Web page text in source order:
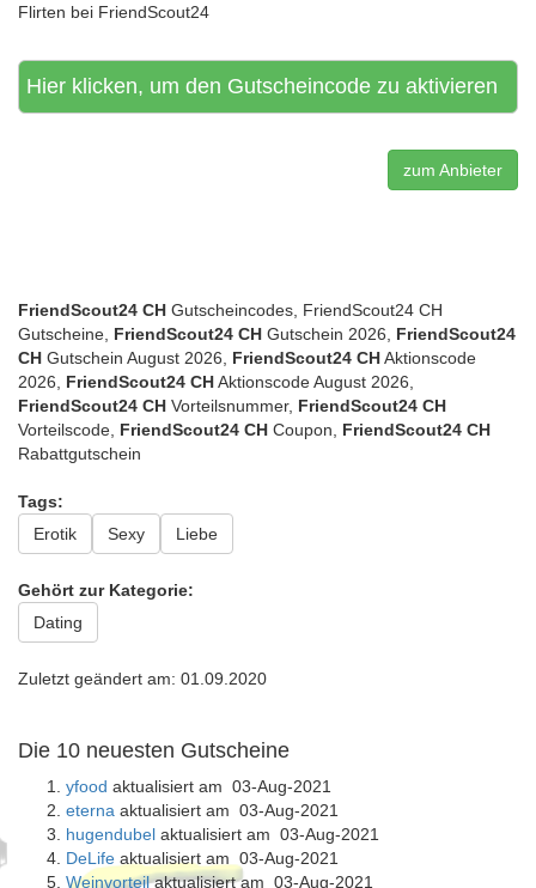
Flirten bei FriendScout24
Hier klicken, um den Gutscheincode zu aktivieren
zum Anbieter
FriendScout24 CH Gutscheincodes, FriendScout24 CH
Gutscheine, FriendScout24 CH Gutschein 2026, FriendScout24
CH Gutschein August 2026, FriendScout24 CHAktionscode
2026, FriendScout24 CHAktionscode August 2026,
FriendScout24 CH Vorteilsnummer, FriendScout24 CH
Vorteilscode, FriendScout24 CH Coupon, FriendScout24 CH
Rabattgutschein
Tags:
Erotik
Sexy Liebe
Gehört zur Kategorie:
Dating
Zuletzt geändert am: 01.09.2020
Die 10 neuesten Gutscheine
yfood aktualisiert am 03-Aug-2021
eterna aktualisiert am 03-Aug-2021
hugendubel aktualisiert am 03-Aug-2021
DeLife aktualisiert am 03-Aug-2021
Weinvorteilaktualisiert am 03-Aug-2021